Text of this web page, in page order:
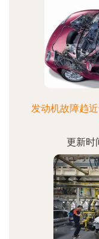
发动机故障趋
更新时